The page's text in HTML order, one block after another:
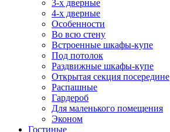
3-х дверные
4-х дверные
Особенности
Во всю стену
Встроенные шкафы-купе
Под потолок
Раздвижные шкафы-купе
Открытая секция посередине
Распашные
Гардероб
Для маленького помещения
Эконом
Гостиные